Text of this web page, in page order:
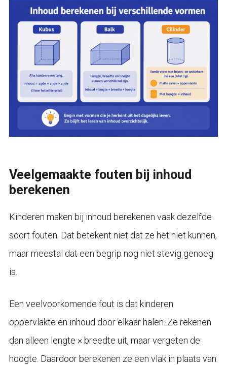
Veelgemaakte fouten bij inhoud
berekenen
Kinderen maken bij inhoud berekenen vaak dezelfde
soort fouten. Dat betekent niet dat ze het niet kunnen,
maar meestal dat een begrip nog niet stevig genoeg
is.
Een veelvoorkomende fout is dat kinderen
oppervlakte en inhoud door elkaar halen. Ze rekenen
dan alleen lengte × breedte uit, maar vergeten de
hoogte. Daardoor berekenen ze een vlak in plaats van